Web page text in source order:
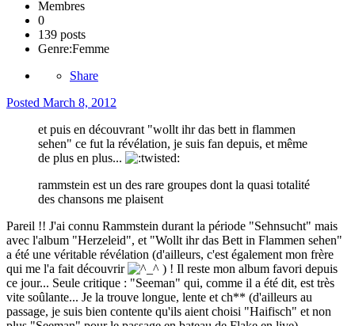
Membres
0
139 posts
Genre:Femme
Share
Posted March 8, 2012
et puis en découvrant "wollt ihr das bett in flammen
sehen" ce fut la révélation, je suis fan depuis, et même
de plus en plus...
rammstein est un des rare groupes dont la quasi totalité
des chansons me plaisent
Pareil !! J'ai connu Rammstein durant la période "Sehnsucht" mais
avec l'album "Herzeleid", et "Wollt ihr das Bett in Flammen sehen"
a été une véritable révélation (d'ailleurs, c'est également mon frère
qui me l'a fait découvrir
) ! Il reste mon album favori depuis
ce jour... Seule critique : "Seeman" qui, comme il a été dit, est très
vite soûlante... Je la trouve longue, lente et ch** (d'ailleurs au
passage, je suis bien contente qu'ils aient choisi "Haifisch" et non